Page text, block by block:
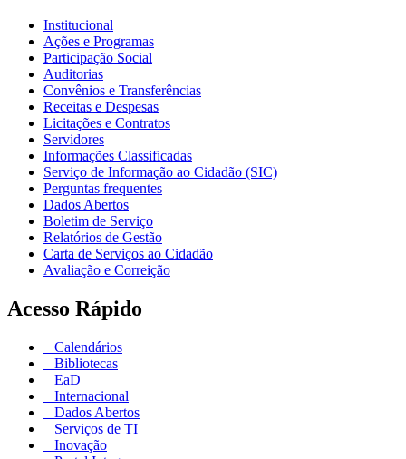
Institucional
Ações e Programas
Participação Social
Auditorias
Convênios e Transferências
Receitas e Despesas
Licitações e Contratos
Servidores
Informações Classificadas
Serviço de Informação ao Cidadão (SIC)
Perguntas frequentes
Dados Abertos
Boletim de Serviço
Relatórios de Gestão
Carta de Serviços ao Cidadão
Avaliação e Correição
Acesso Rápido
Calendários
Bibliotecas
EaD
Internacional
Dados Abertos
Serviços de TI
Inovação